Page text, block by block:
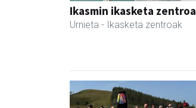
Ikasmin ikasketa zentroa
Urnieta - Ikasketa zentroak